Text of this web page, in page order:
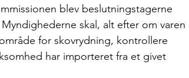
blev beslutningstagerne
skal, alt efter om varen
for skovrydning, kontrollere
har importeret fra et givet